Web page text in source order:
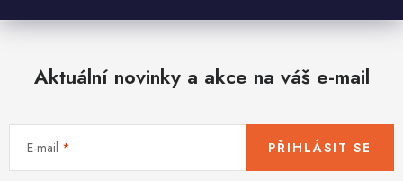
Aktuální novinky a akce na váš e-mail
E-mail PŘIHLÁSIT SE